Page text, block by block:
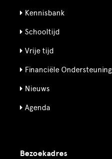
Kennisbank
Schooltijd
Vrije tijd
Financiële Ondersteuning
Nieuws
Agenda
Bezoekadres